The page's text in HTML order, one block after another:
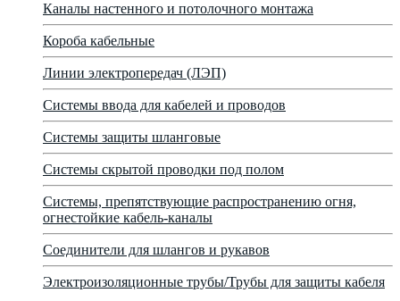
Каналы настенного и потолочного монтажа
Короба кабельные
Линии электропередач (ЛЭП)
Системы ввода для кабелей и проводов
Системы защиты шланговые
Системы скрытой проводки под полом
Системы, препятствующие распространению огня,
огнестойкие кабель-каналы
Соединители для шлангов и рукавов
Электроизоляционные трубы/Трубы для защиты кабеля